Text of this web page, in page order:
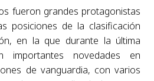
fueron grandes protagonistas
posiciones de la clasificación
en la que durante la última
importantes novedades en
de vanguardia, con varios